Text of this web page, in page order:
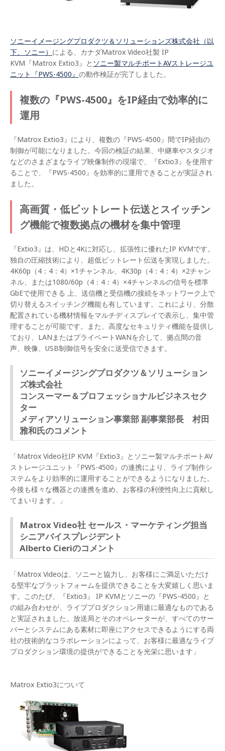
ソニーイメージングプロダクツ＆ソリューションズ株式会社（以
下、ソニー） による、カナダMatrox Video社製 IP
KVM『Matrox Extio3』と ソニー製マルチポートAVストレージユ
ニット『PWS-4500』 の動作検証が完了しました。
複数の『PWS-4500』をIP経由で効率的に
運用
『Matrox Extio3』により、複数の『PWS-4500』間でIP経由の
制御が可能になりました。今回の検証の結果、中継車やスタジオ
などのさまざまなライブ映像制作の現場で、『Extio3』を使用す
ることで、『PWS-4500』を効率的に運用できることが実証され
ました。
高画質・低ビットレート伝送とスイッチン
グ機能で複数拠点の機材を集中管理
『Extio3』は、HDと4Kに対応し、拡張性に優れたIP KVMです。
独自の圧縮技術により、超低ビットレート伝送を実現しました。
4K60p（4：4：4）×1チャンネル、4K30p（4：4：4）×2チャン
ネル、または1080/60p（4：4：4）×4チャンネルの信号を標準
GbEで使用できる 上、送信機と受信機の接続をネットワーク上で
切り替えるスイッチング機能も有しています。これにより、分散
配置されている機材情報をマルチディスプレイで表示し、集中管
理することが可能です。また、高度なセキュリティ機能を提供し
ており、LANまたはプライベートWANを介して、拠点間の音
声、映像、USB制御信号を安全に送受信できます。
ソニーイメージングプロダクツ＆ソリューション
ズ株式会社
コンスーマー＆プロフェッショナルビジネスセク
ター
メディアソリューション事業部 副事業部長 村田
雅和氏のコメント
「Matrox Video社IP KVM『Extio3』とソニー製マルチポートAV
ストレージユニット『PWS-4500』の連携により、ライブ制作シ
ステムをより効率的に運用することができるようになりました。
今後も様々な機器との連携を進め、お客様の利便性向上に貢献し
てまいります。」
Matrox Video社 セールス・マーケティング担当
シニアバイスプレジデント
Alberto Cieriのコメント
「Matrox Videoは、ソニーと協力し、お客様にご満足いただけ
る堅牢なプラットフォームを提供できることを大変嬉しく思いま
す。このたび、『Extio3』 IP KVMとソニーの『PWS-4500』と
の組み合わせが、ライブプロダクション用途に最適なものである
と実証されました。放送局とそのオペレーターが、すべてのサー
バーとシステムにある素材に即座にアクセスできるようにする両
社の技術的なコラボレーションによって、お客様に最適なライブ
プロダクション環境の提供ができることを光栄に思います」
Matrox Extio3について